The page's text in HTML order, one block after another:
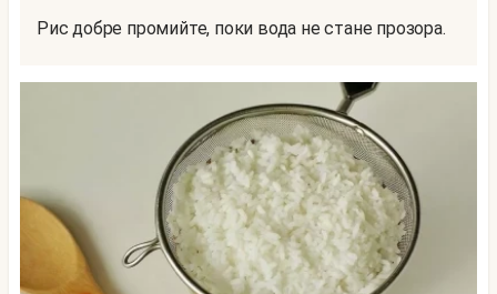
Рис добре промийте, поки вода не стане прозора.